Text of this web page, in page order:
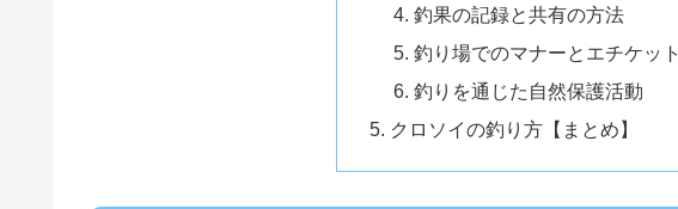
釣果の記録と共有の方法
釣り場でのマナーとエチケット
釣りを通じた自然保護活動
クロソイの釣り方【まとめ】